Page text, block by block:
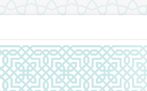
و تمدن‌سازی امت اسلامی